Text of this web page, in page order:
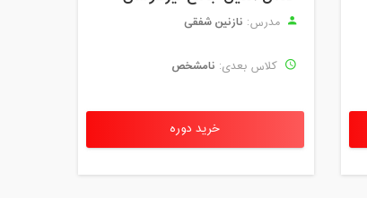
مدرس: نازنین شفقی
کلاس بعدی: نامشخص
خرید دوره